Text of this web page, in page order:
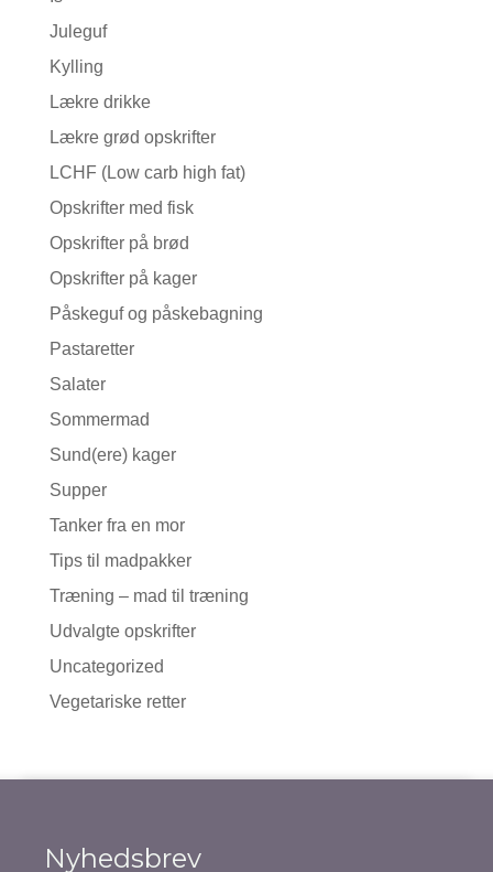
Juleguf
Kylling
Lækre drikke
Lækre grød opskrifter
LCHF (Low carb high fat)
Opskrifter med fisk
Opskrifter på brød
Opskrifter på kager
Påskeguf og påskebagning
Pastaretter
Salater
Sommermad
Sund(ere) kager
Supper
Tanker fra en mor
Tips til madpakker
Træning – mad til træning
Udvalgte opskrifter
Uncategorized
Vegetariske retter
Nyhedsbrev